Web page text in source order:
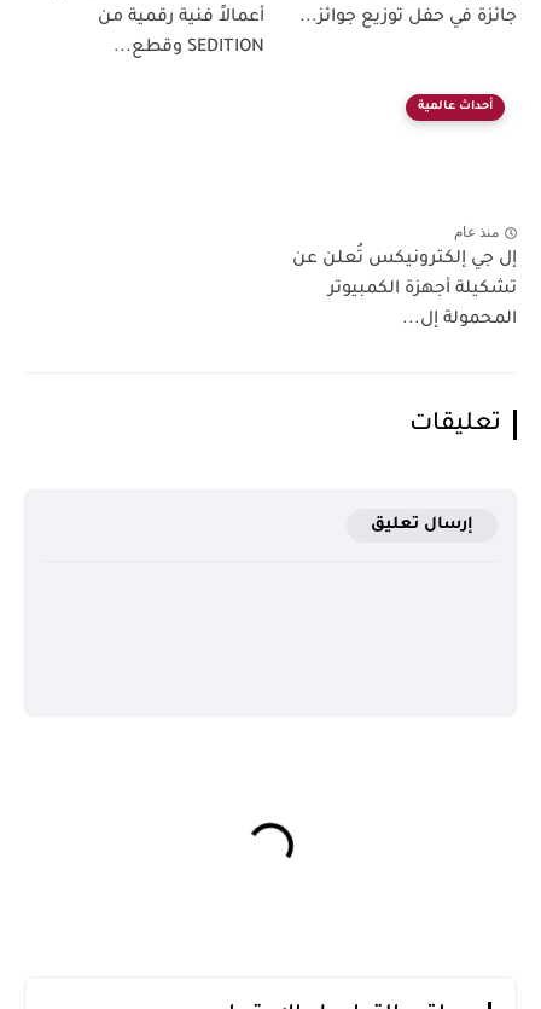
جائزة في حفل توزيع جوائز...
أعمالاً فنية رقمية من
SEDITION وقطع...
أحداث عالمية
منذ عام
إل جي إلكترونيكس تُعلن عن
تشكيلة أجهزة الكمبيوتر
المحمولة إل...
تعليقات
إرسال تعليق